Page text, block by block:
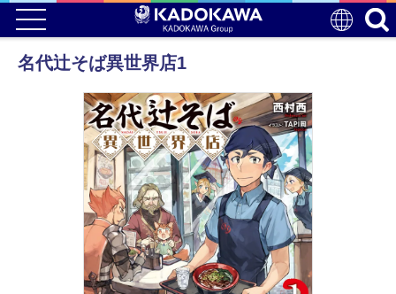
名代辻そば異世界店1